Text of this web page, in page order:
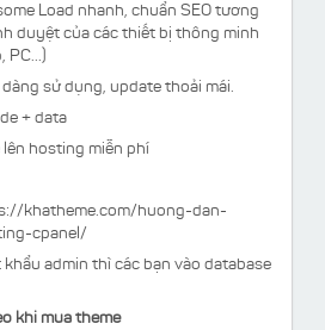
Load nhanh, chuẩn SEO tương
duyệt của các thiết bị thông minh
PC...)
sử dụng, update thoải mái.
+ data
hosting miễn phí
khatheme.com/huong-dan-
cpanel/
khẩu admin thì các bạn vào database
khi mua theme